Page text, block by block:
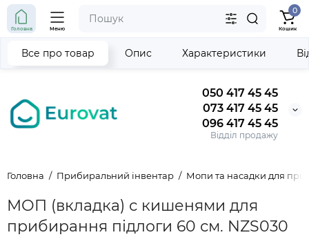
050 417 45 45
073 417 45 45
096 417 45 45
Відділ продажу
Головна Меню
0
Кошик
Головна Прибиральний інвентар Мопи та насадки для
МОП (вкладка) с кишенями для
прибирання підлоги 60 см. NZS030
Все про товар Опис Характеристики